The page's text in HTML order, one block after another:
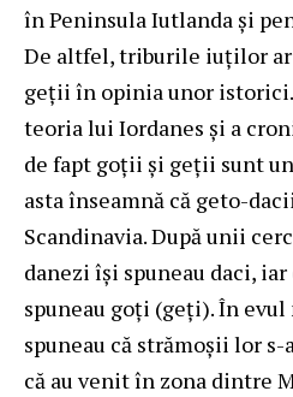
în Peninsula Iutlanda și
De altfel, triburile iuților
geții în opinia unor istorici.
teoria lui Iordanes și a
de fapt goții și geții sunt
asta înseamnă că geto-
Scandinavia. După unii
danezi își spuneau daci,
spuneau goți (geți). În
spuneau că strămoșii lor
că au venit în zona dintre